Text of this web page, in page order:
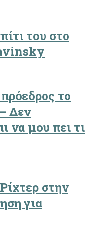
του στο
το
Δεν
να μου πει τι
στην
για